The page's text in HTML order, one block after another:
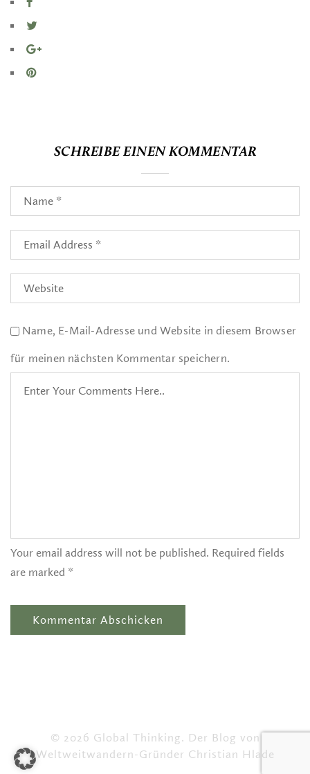
SCHREIBE EINEN KOMMENTAR
Name, E-Mail-Adresse und Website in diesem Browser
für meinen nächsten Kommentar speichern.
Your email address will not be published. Required fields
are marked *
© 2026 Global Thinking. Der Blog von
Weltweitwandern-Gründer Christian Hlade